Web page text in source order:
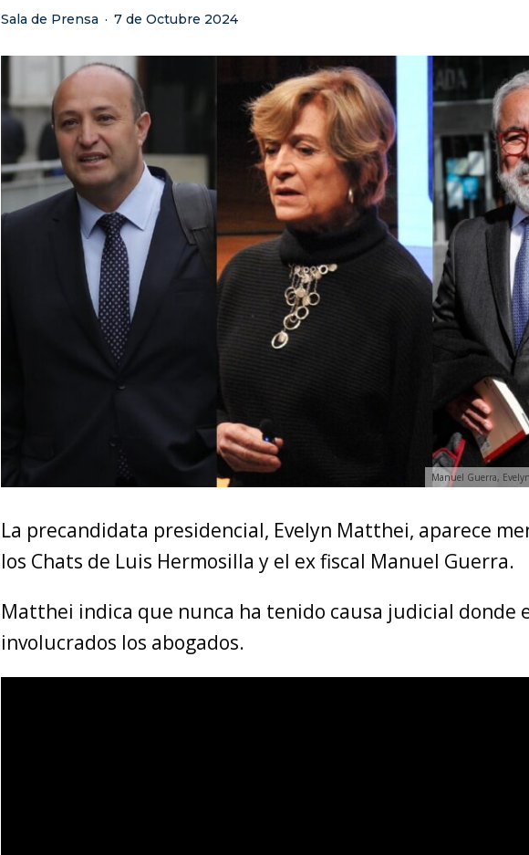
Sala de Prensa · 7 de Octubre 2024
Manuel Guerra,
La precandidata presidencial, Evelyn Matthei, aparece
los Chats de Luis Hermosilla y el ex fiscal Manuel Guerra.
Matthei indica que nunca ha tenido causa judicial donde
involucrados los abogados.